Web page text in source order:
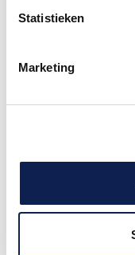
Statistieken
Marketing
Pictogramsticker
Gashouder